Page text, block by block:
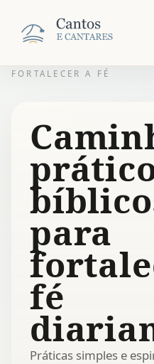
FORTALECER A FÉ
para
fé
Práticas simples e